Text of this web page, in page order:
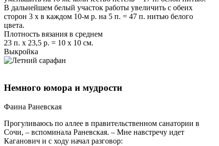
В дальнейшем белый участок работы увеличить с обеих
сторон 3 x в каждом 10-м р. на 5 п. = 47 п. нитью белого
цвета.
Плотность вязания в среднем
23 п. х 23,5 р. = 10 x 10 см.
Выкройка
Немного юмора и мудрости
Фаина Раневская
Прогуливаюсь по аллее в правительственном санатории в
Сочи, – вспоминала Раневская. – Мне навстречу идет
Каганович и с ходу начал разговор: